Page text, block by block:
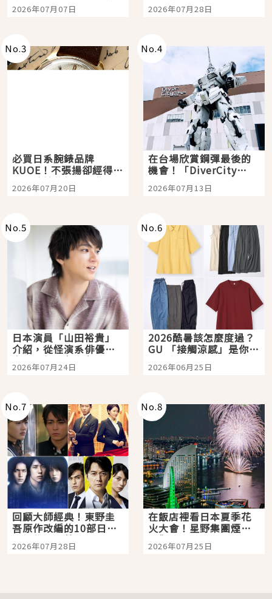
開幕 OMOKADO 店3分
2026年07月07日 2026年07月28日
No.3
必買日系腕錶品牌
KUOE！不張揚卻經得起
時間洗鍊的經典之作五
選
2026年07月20日
No.4
在台場欣賞鋼彈最後的
機會！「DiverCity
Tokyo Plaza」搭船、
購物、美食及夜景，一
2026年07月13日
No.5
日本演員「山田裕貴」
介紹，從怪演系俳優走
向國民級日劇主角
2026年07月24日
No.6
2026酷暑該怎麼度過？
GU 「接觸涼感」是你的
夏日救星
2026年06月25日
No.7
回顧大師經典！東野圭
吾原作改編的10部日本
影視作品推薦
2026年07月28日
No.8
在飯店裡看日本夏季花
火大會！星野集團煙火
景觀飯店6選，讓你不用
人擠人悠閒欣賞
2026年07月25日